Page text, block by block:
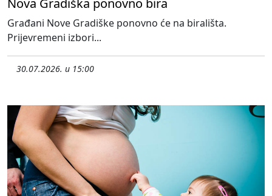
Nova Gradiška ponovno bira
Građani Nove Gradiške ponovno će na birališta.
Prijevremeni izbori...
30.07.2026. u 15:00